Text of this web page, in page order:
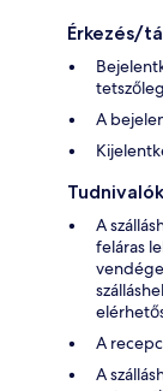
Érkezés/
A
A
feláras
A
A